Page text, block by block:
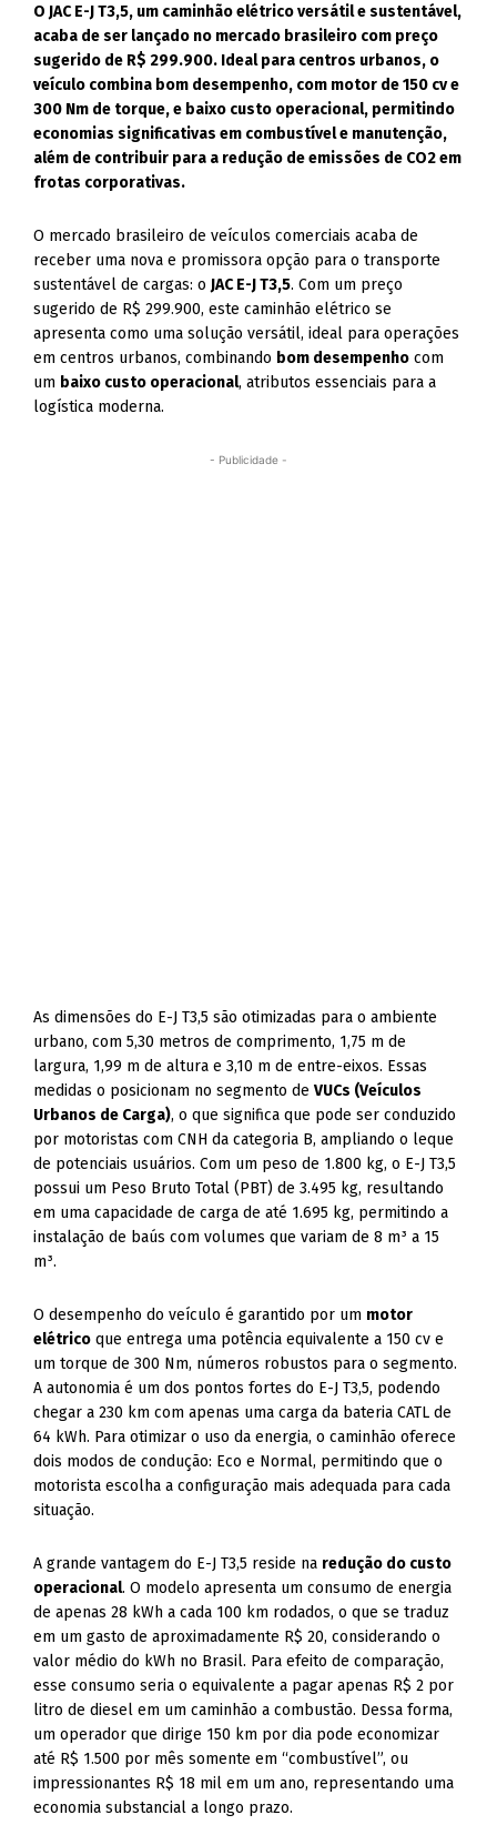
O JAC E-J T3,5, um caminhão elétrico versátil e sustentável,
acaba de ser lançado no mercado brasileiro com preço
sugerido de R$ 299.900. Ideal para centros urbanos, o
veículo combina bom desempenho, com motor de 150 cv e
300 Nm de torque, e baixo custo operacional, permitindo
economias significativas em combustível e manutenção,
além de contribuir para a redução de emissões de CO2 em
frotas corporativas.
O mercado brasileiro de veículos comerciais acaba de
receber uma nova e promissora opção para o transporte
sustentável de cargas: oJAC E-J T3,5. Com um preço
sugerido de R$ 299.900, este caminhão elétrico se
apresenta como uma solução versátil, ideal para operações
em centros urbanos, combinando bom desempenho com
um baixo custo operacional, atributos essenciais para a
logística moderna.
- Publicidade -
As dimensões do E-J T3,5 são otimizadas para o ambiente
urbano, com 5,30 metros de comprimento, 1,75 m de
largura, 1,99 m de altura e 3,10 m de entre-eixos. Essas
medidas o posicionam no segmento deVUCs (Veículos
Urbanos de Carga), o que significa que pode ser conduzido
por motoristas com CNH da categoria B, ampliando o leque
de potenciais usuários. Com um peso de 1.800 kg, o E-J T3,5
possui um Peso Bruto Total (PBT) de 3.495 kg, resultando
em uma capacidade de carga de até 1.695 kg, permitindo a
instalação de baús com volumes que variam de 8 m³ a 15
m³.
O desempenho do veículo é garantido por um motor
elétrico que entrega uma potência equivalente a 150 cv e
um torque de 300 Nm, números robustos para o segmento.
A autonomia é um dos pontos fortes do E-J T3,5, podendo
chegar a 230 km com apenas uma carga da bateria CATL de
64 kWh. Para otimizar o uso da energia, o caminhão oferece
dois modos de condução: Eco e Normal, permitindo que o
motorista escolha a configuração mais adequada para cada
situação.
A grande vantagem do E-J T3,5 reside na redução do custo
operacional. O modelo apresenta um consumo de energia
de apenas 28 kWh a cada 100 km rodados, o que se traduz
em um gasto de aproximadamente R$ 20, considerando o
valor médio do kWh no Brasil. Para efeito de comparação,
esse consumo seria o equivalente a pagar apenas R$ 2 por
litro de diesel em um caminhão a combustão. Dessa forma,
um operador que dirige 150 km por dia pode economizar
até R$ 1.500 por mês somente em “combustível”, ou
impressionantes R$ 18 mil em um ano, representando uma
economia substancial a longo prazo.